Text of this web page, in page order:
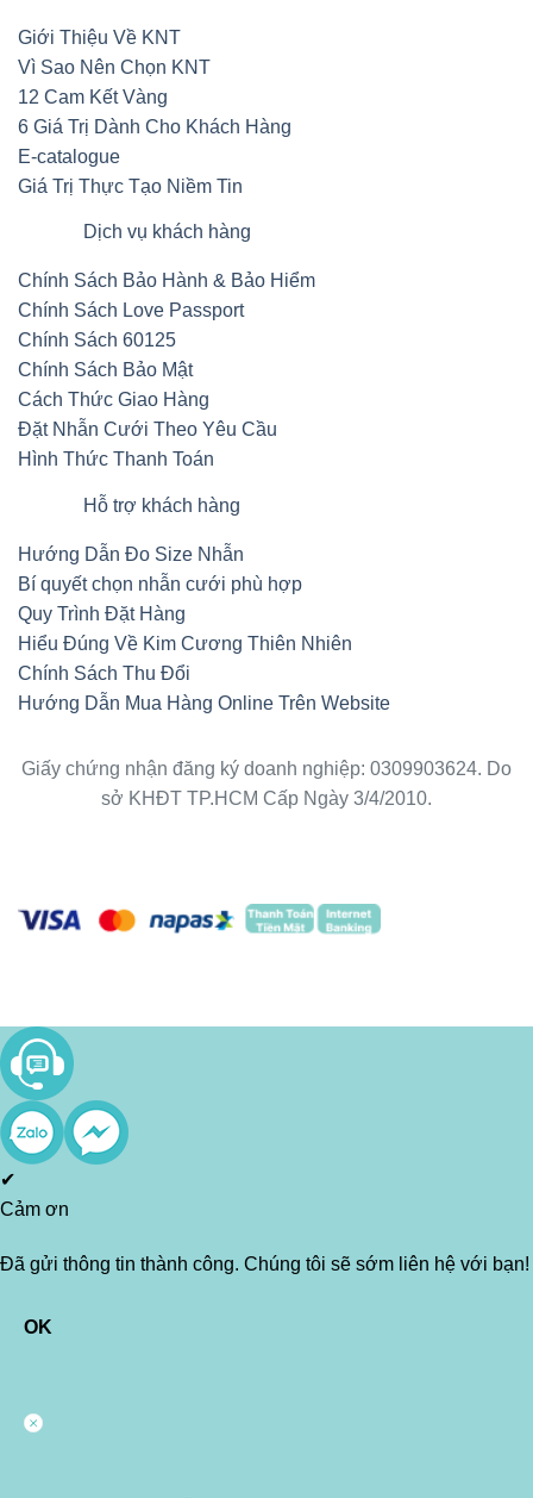
Giới Thiệu Về KNT
Vì Sao Nên Chọn KNT
12 Cam Kết Vàng
6 Giá Trị Dành Cho Khách Hàng
E-catalogue
Giá Trị Thực Tạo Niềm Tin
Dịch vụ khách hàng
Chính Sách Bảo Hành & Bảo Hiểm
Chính Sách Love Passport
Chính Sách 60125
Chính Sách Bảo Mật
Cách Thức Giao Hàng
Đặt Nhẫn Cưới Theo Yêu Cầu
Hình Thức Thanh Toán
Hỗ trợ khách hàng
Hướng Dẫn Đo Size Nhẫn
Bí quyết chọn nhẫn cưới phù hợp
Quy Trình Đặt Hàng
Hiểu Đúng Về Kim Cương Thiên Nhiên
Chính Sách Thu Đổi
Hướng Dẫn Mua Hàng Online Trên Website
Giấy chứng nhận đăng ký doanh nghiệp: 0309903624. Do
sở KHĐT TP.HCM Cấp Ngày 3/4/2010.
✔
Cảm ơn
Đã gửi thông tin thành công. Chúng tôi sẽ sớm liên hệ với bạn!
OK